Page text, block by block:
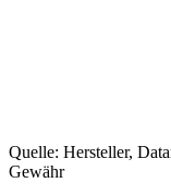
Quelle: Hersteller,
Gewähr